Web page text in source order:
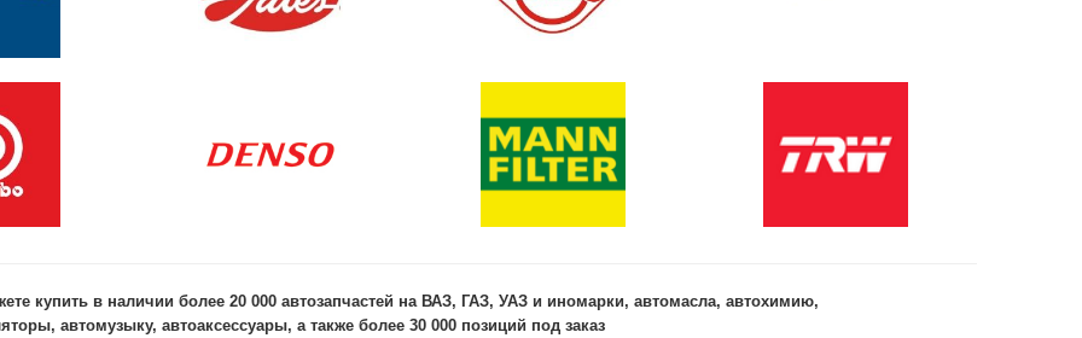
купить в наличии более 20 000 автозапчастей на ВАЗ, ГАЗ, УАЗ и иномарки, автомасла, автохимию,
автомузыку, автоаксессуары, а также более 30 000 позиций под заказ